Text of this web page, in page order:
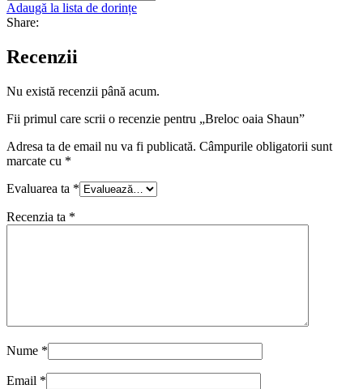
Adaugă la lista de dorințe
Share:
Recenzii
Nu există recenzii până acum.
Fii primul care scrii o recenzie pentru „Breloc oaia Shaun”
Adresa ta de email nu va fi publicată. Câmpurile obligatorii sunt
marcate cu *
Evaluarea ta *
Recenzia ta *
Nume *
Email *